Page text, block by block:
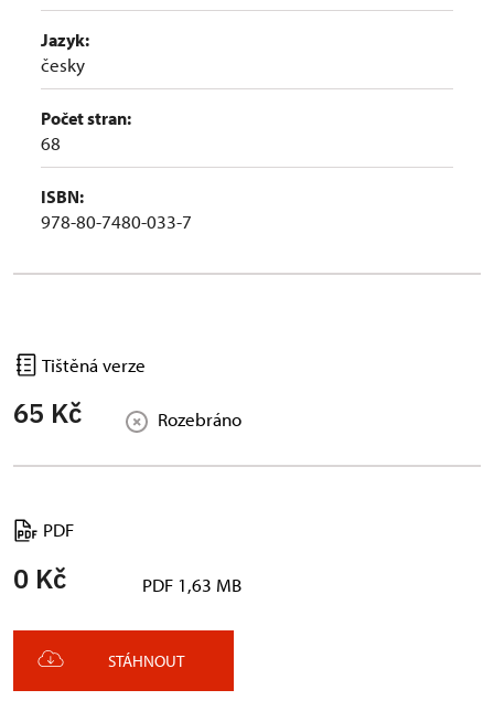
Jazyk:
česky
Počet stran:
68
ISBN:
978-80-7480-033-7
Tištěná verze
65 Kč Rozebráno
PDF
0 Kč PDF 1,63 MB
STÁHNOUT